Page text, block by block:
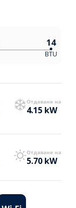
14
BTU
Отдаване на
4.15 kW
Отдаване на
5.70 kW